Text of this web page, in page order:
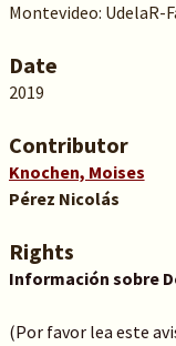
Montevideo: UdelaR-
Date
2019
Contributor
Knochen, Moises
Pérez Nicolás
Rights
Información sobre
(Por favor lea este